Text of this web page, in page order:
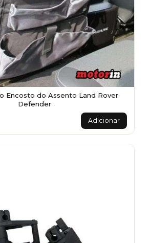
Encosto do Assento Land Rover
Defender
Adicionar